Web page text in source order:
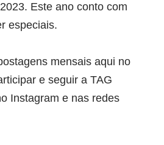
Este ano conto com
especiais.
mensais aqui no
e seguir a TAG
Instagram e nas redes